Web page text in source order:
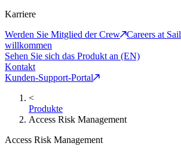
Karriere
Werden Sie Mitglied der Crew
Careers at
willkommen
Sehen Sie sich das Produkt an (EN)
Kontakt
Kunden-Support-Portal
<
Produkte
Access Risk Management
Access Risk Management